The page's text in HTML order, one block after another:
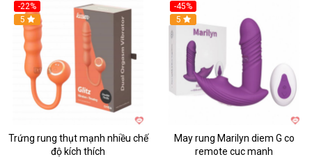
-22%
Hot
5
Trứng rung thụt mạnh nhiều chế
độ kích thích
-45%
Hot
5
May rung Marilyn diem G co
remote cuc manh